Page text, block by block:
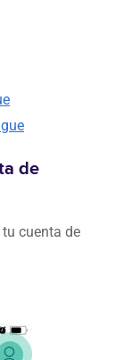
de
cuenta de